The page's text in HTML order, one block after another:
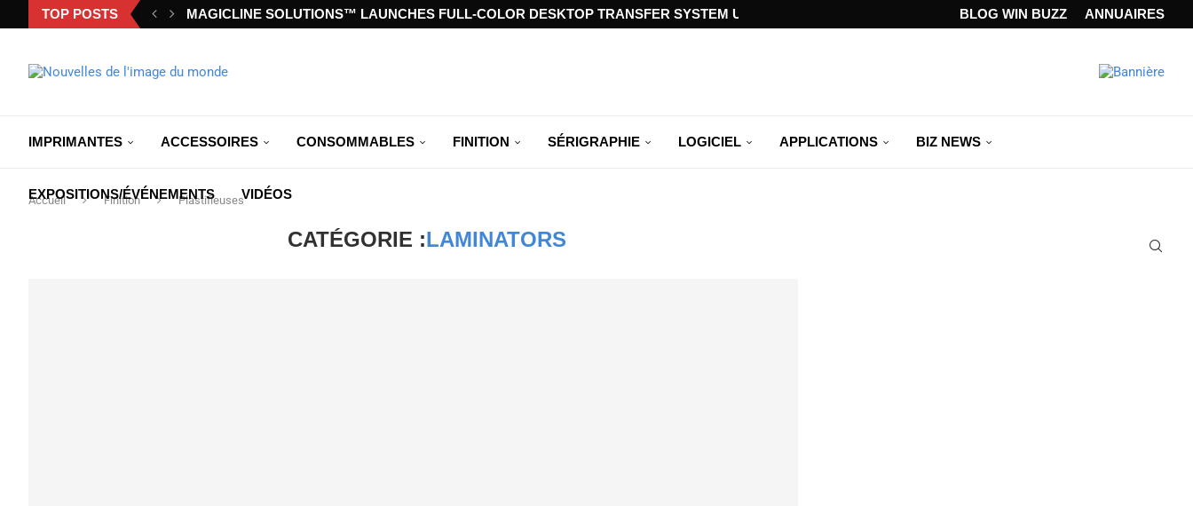
TOP POSTS MAGICLINE SOLUTIONS™ LAUNCHES FULL-COLOR DESKTOP TRANSFER SYSTEM USING STANDARD... BLOG WIN BUZZ ANNUAIRES
IMPRIMANTES ACCESSOIRES CONSOMMABLES FINITION SÉRIGRAPHIE LOGICIEL APPLICATIONS BIZ NEWS
EXPOSITIONS/ÉVÉNEMENTS VIDÉOS
Accueil Finition Plastifieuses
CATÉGORIE :LAMINATORS